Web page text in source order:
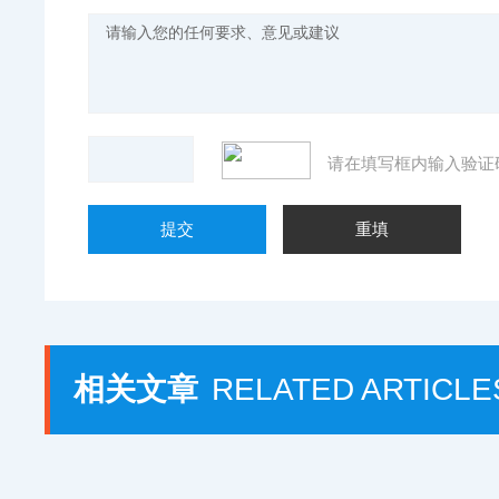
请在填写框内输入验证
相关文章 RELATED